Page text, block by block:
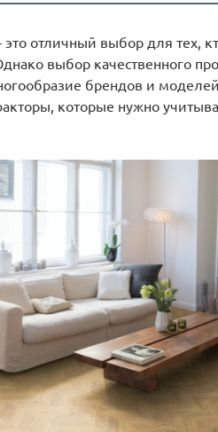
это отличный выбор для тех,
выбор качественного
брендов и
которые нужно